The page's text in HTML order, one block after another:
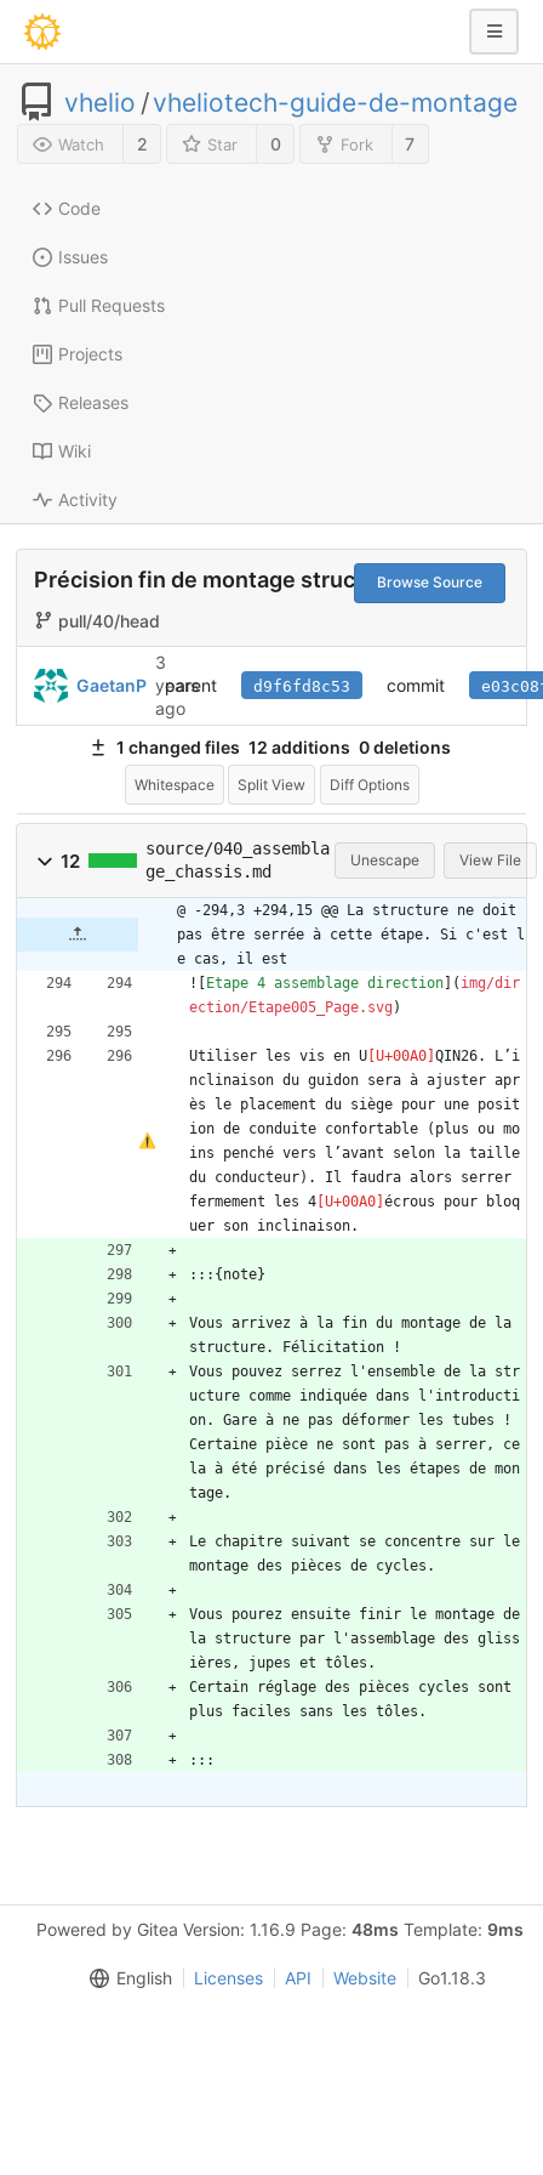
vhelio /vheliotech-guide-de-montage
Watch 2 Star 0 Fork 7
Code
Issues
Pull Requests
Projects
Releases
Wiki
Activity
Browse Source
Précision fin de montage structure
pull/40/head
GaetanP
3
years
ago
parent d9f6fd8c53 commit
1 changed files 12 additions 0 deletions
Whitespace Split View Diff Options
12
source/040_assembla
ge_chassis.md
Unescape View File
@ -294,3 +294,15 @@ La structure ne doit
pas être serrée à cette étape. Si c'est l
e cas, il est
![
Etape 4 assemblage direction ]( img/dir
ection/Etape005_Page.svg )
Utiliser les vis en U
QIN26. L’i
nclinaison du guidon sera à ajuster apr
ès le placement du siège pour une posit
ion de conduite confortable (plus ou mo
ins penché vers l’avant selon la taille
du conducteur). Il faudra alors serrer
fermement les 4
écrous pour bloq
uer son inclinaison.
:::{note}
Vous arrivez à la fin du montage de la
structure. Félicitation !
Vous pouvez serrez l'ensemble de la str
ucture comme indiquée dans l'introducti
on. Gare à ne pas déformer les tubes !
Certaine pièce ne sont pas à serrer, ce
la à été précisé dans les étapes de mon
tage.
Le chapitre suivant se concentre sur le
montage des pièces de cycles.
Vous pourez ensuite finir le montage de
la structure par l'assemblage des gliss
ières, jupes et tôles.
Certain réglage des pièces cycles sont
plus faciles sans les tôles.
:::
Powered by Gitea Version: 1.16.9 Page: 48ms Template: 9ms
English Licenses API Website Go1.18.3